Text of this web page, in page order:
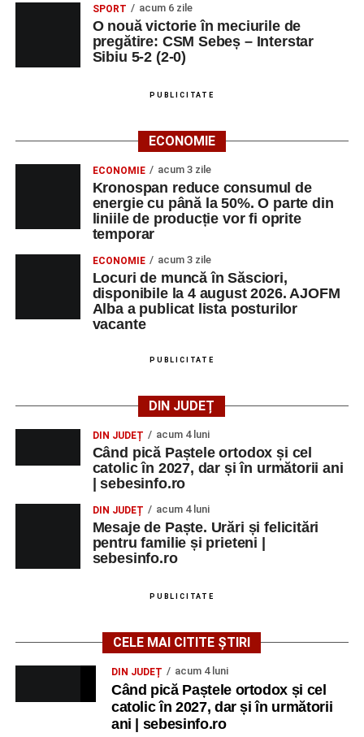
SPORT acum 6 zile
O nouă victorie în meciurile de
pregătire: CSM Sebeș – Interstar
Sibiu 5-2 (2-0)
PUBLICITATE
ECONOMIE
ECONOMIE acum 3 zile
Kronospan reduce consumul de
energie cu până la 50%. O parte din
liniile de producție vor fi oprite
temporar
ECONOMIE acum 3 zile
Locuri de muncă în Săsciori,
disponibile la 4 august 2026. AJOFM
Alba a publicat lista posturilor
vacante
PUBLICITATE
DIN JUDEȚ
DIN JUDEȚ acum 4 luni
Când pică Paștele ortodox și cel
catolic în 2027, dar și în următorii ani
| sebesinfo.ro
DIN JUDEȚ acum 4 luni
Mesaje de Paște. Urări și felicitări
pentru familie și prieteni |
sebesinfo.ro
PUBLICITATE
CELE MAI CITITE ȘTIRI
DIN JUDEȚ acum 4 luni
Când pică Paștele ortodox și cel
catolic în 2027, dar și în următorii
ani | sebesinfo.ro